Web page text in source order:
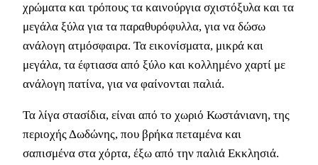
χρώματα και τρόπους τα καινούργια σχιστόξυλα και τα
μεγάλα ξύλα για τα παραθυρόφυλλα, για να δώσω
ανάλογη ατμόσφαιρα. Τα εικονίσματα, μικρά και
μεγάλα, τα έφτιασα από ξύλο και κολλημένο χαρτί με
ανάλογη πατίνα, για να φαίνονται παλιά.
Τα λίγα στασίδια, είναι από το χωριό Κωστάνιανη, της
περιοχής Δωδώνης, που βρήκα πεταμένα και
σαπισμένα στα χόρτα, έξω από την παλιά Εκκλησιά.